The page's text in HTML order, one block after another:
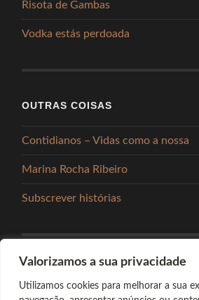
Valorizamos a sua privacidade
Utilizamos cookies para melhorar a sua
Risota de Gambas
Vodka estás perdoada
OUTRAS COISAS
Contidianos – Vidas como a nossa
Marina Rocha Ribeiro
Subscrever histórias